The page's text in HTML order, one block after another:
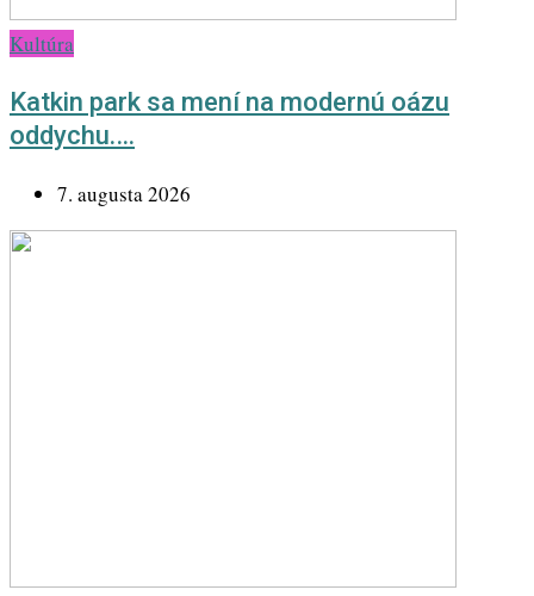
Kultúra
Katkin park sa mení na modernú oázu
oddychu.…
7. augusta 2026